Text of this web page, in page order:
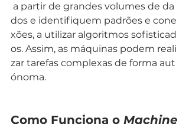
a partir de grandes volumes de da
dos e identifiquem padrões e cone
xões, a utilizar algoritmos sofisticad
os. Assim, as máquinas podem reali
zar tarefas complexas de forma aut
ónoma.
Como Funciona o Machine